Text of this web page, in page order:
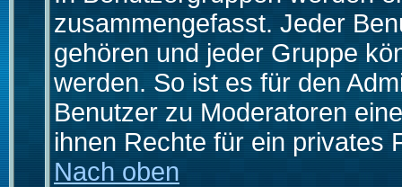
zusammengefasst. Jeder
gehören und jeder Gruppe
werden. So ist es für den
Benutzer zu Moderatoren
ihnen Rechte für ein privates
Nach oben